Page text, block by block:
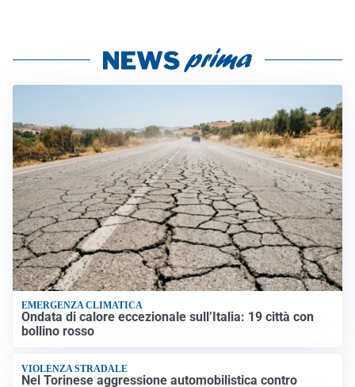
EMERGENZA CLIMATICA
Ondata di calore eccezionale sull’Italia: 19 città con
bollino rosso
VIOLENZA STRADALE
Nel Torinese aggressione automobilistica contro